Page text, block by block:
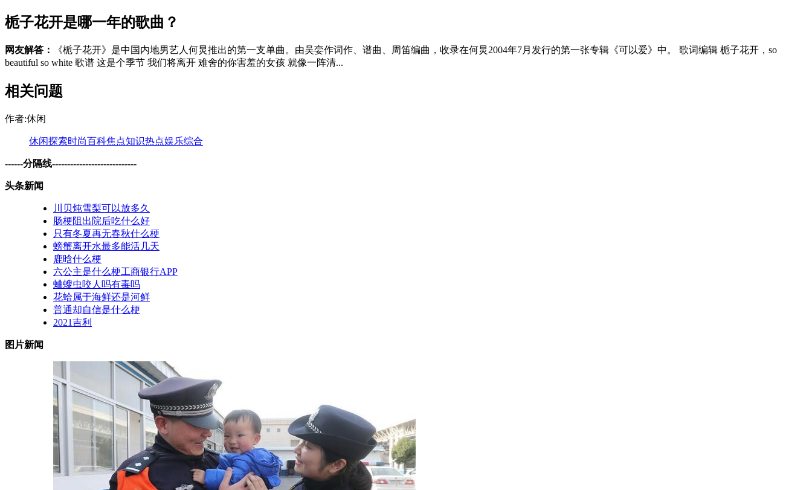
栀子花开是哪一年的歌曲？
网友解答：
《栀子花开》是中国内地男艺人何炅推出的第一支单曲。由吴娈作词作、谱曲、周笛编曲，收录在何炅2004年7月发行的第一张专辑《可以爱》中。 歌词编辑 栀子花开，so
beautiful so white 歌谱 这是个季节 我们将离开 难舍的你害羞的女孩 就像一阵清...
相关问题
作者:休闲
休闲探索时尚百科焦点知识热点娱乐综合
------分隔线----------------------------
头条新闻
川贝炖雪梨可以放多久
肠梗阻出院后吃什么好
只有冬夏再无春秋什么梗
螃蟹离开水最多能活几天
鹿晗什么梗
六公主是什么梗工商银行APP
蛐螋虫咬人吗有毒吗
花蛤属于海鲜还是河鲜
普通却自信是什么梗
2021吉利
图片新闻